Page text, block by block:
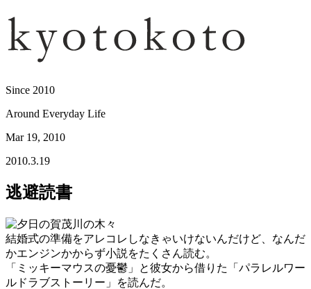
Since 2010
Around Everyday Life
Mar 19, 2010
2010.3.19
逃避読書
結婚式の準備をアレコレしなきゃいけないんだけど、なんだ
かエンジンかからず小説をたくさん読む。
「ミッキーマウスの憂鬱」と彼女から借りた「パラレルワー
ルドラブストーリー」を読んだ。